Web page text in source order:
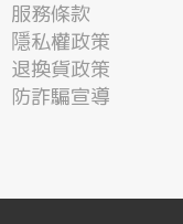
服務條款
隱私權政策
退換貨政策
防詐騙宣導